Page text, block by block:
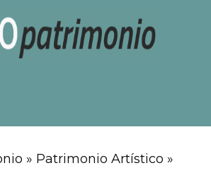
» Patrimonio Artístico »